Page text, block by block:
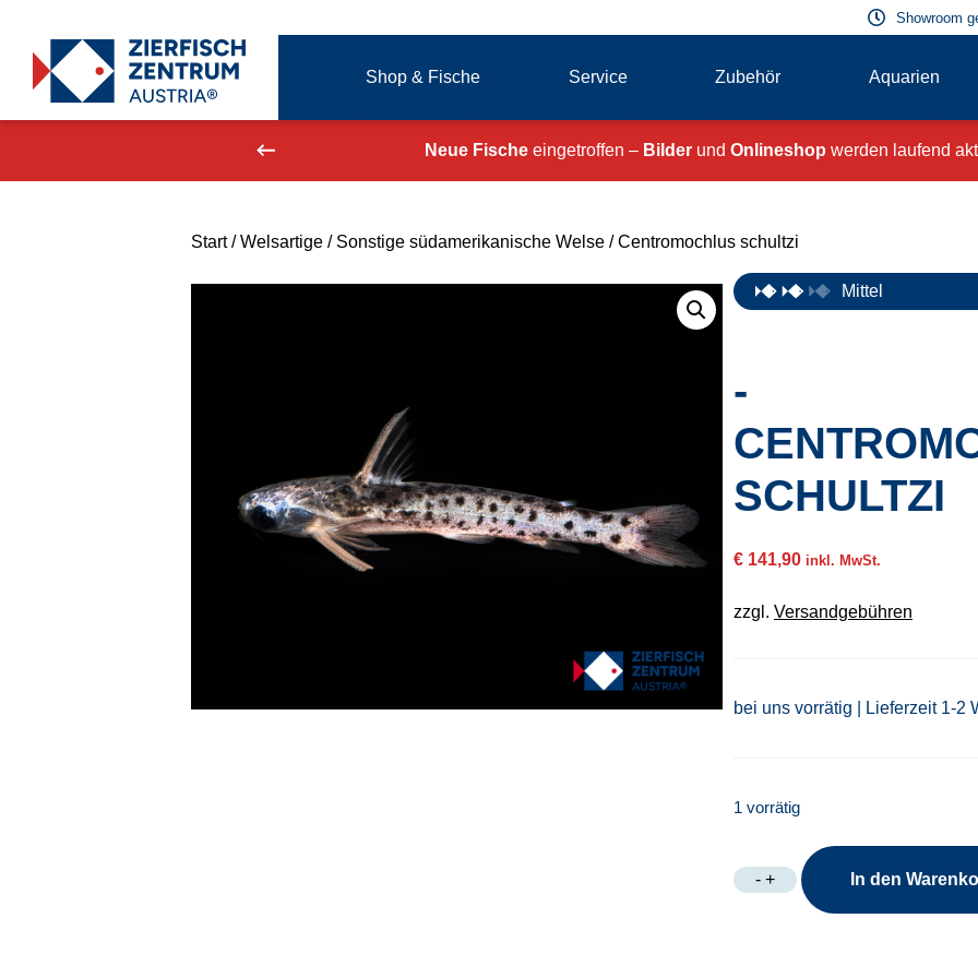
Zierfisch Aquarium Austria
Showroom
Shop & Fische Service Zubehör Aquarien
Neue Fischeeingetroffen – Bilderund Onlineshop werden laufend
Start/Welsartige/ Sonstige südamerikanische Welse/ Centromochlus schultzi
Mittel
-
SCHULTZI
€ 141,90 inkl. MwSt.
zzgl. Versandgebühren
bei uns vorrätig | Lieferzeit 1-2
1 vorrätig
- Centromochlus
schultzi
+ In den